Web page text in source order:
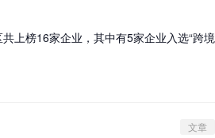
上榜16家企业，其中有5家企业入选“跨境
文章